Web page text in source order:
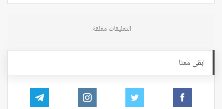
التعليقات مغلقة.
ابقى معنا